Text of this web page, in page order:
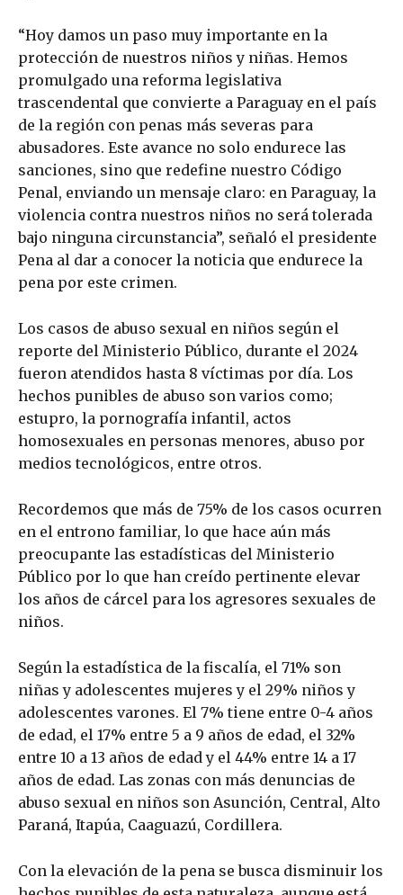
“Hoy damos un paso muy importante en la
protección de nuestros niños y niñas. Hemos
promulgado una reforma legislativa
trascendental que convierte a Paraguay en el país
de la región con penas más severas para
abusadores. Este avance no solo endurece las
sanciones, sino que redefine nuestro Código
Penal, enviando un mensaje claro: en Paraguay, la
violencia contra nuestros niños no será tolerada
bajo ninguna circunstancia”, señaló el presidente
Pena al dar a conocer la noticia que endurece la
pena por este crimen.
Los casos de abuso sexual en niños según el
reporte del Ministerio Público, durante el 2024
fueron atendidos hasta 8 víctimas por día. Los
hechos punibles de abuso son varios como;
estupro, la pornografía infantil, actos
homosexuales en personas menores, abuso por
medios tecnológicos, entre otros.
Recordemos que más de 75% de los casos ocurren
en el entrono familiar, lo que hace aún más
preocupante las estadísticas del Ministerio
Público por lo que han creído pertinente elevar
los años de cárcel para los agresores sexuales de
niños.
Según la estadística de la fiscalía, el 71% son
niñas y adolescentes mujeres y el 29% niños y
adolescentes varones. El 7% tiene entre 0-4 años
de edad, el 17% entre 5 a 9 años de edad, el 32%
entre 10 a 13 años de edad y el 44% entre 14 a 17
años de edad. Las zonas con más denuncias de
abuso sexual en niños son Asunción, Central, Alto
Paraná, Itapúa, Caaguazú, Cordillera.
Con la elevación de la pena se busca disminuir los